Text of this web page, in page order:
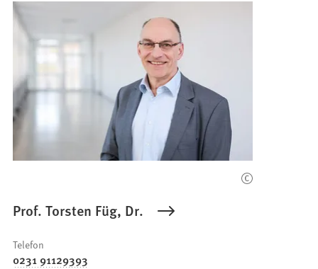
Prof. Torsten Füg, Dr.
Telefon
0231 91129393